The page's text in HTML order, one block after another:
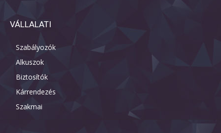
VÁLLALATI
Szabályozók
Alkuszok
Biztosítók
Kárrendezés
Szakmai